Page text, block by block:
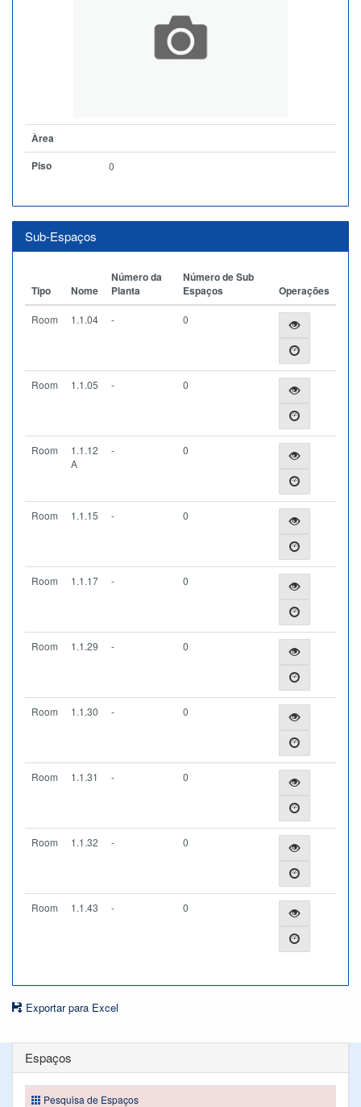
Àrea
Piso
0
Sub-Espaços
Tipo Nome
Número da
Planta
Número de Sub
Espaços
Operações
Room 1.1.04 - 0
Room 1.1.05 - 0
Room
1.1.12
A
- 0
Room 1.1.15 - 0
Room 1.1.17 - 0
Room 1.1.29 - 0
Room 1.1.30 - 0
Room 1.1.31 - 0
Room 1.1.32 - 0
Room 1.1.43 - 0
Exportar para Excel
Espaços
Pesquisa de Espaços